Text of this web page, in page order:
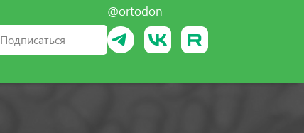
Подписаться
@ortodon